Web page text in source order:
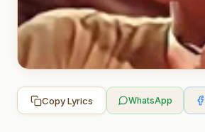
Copy Lyrics WhatsApp